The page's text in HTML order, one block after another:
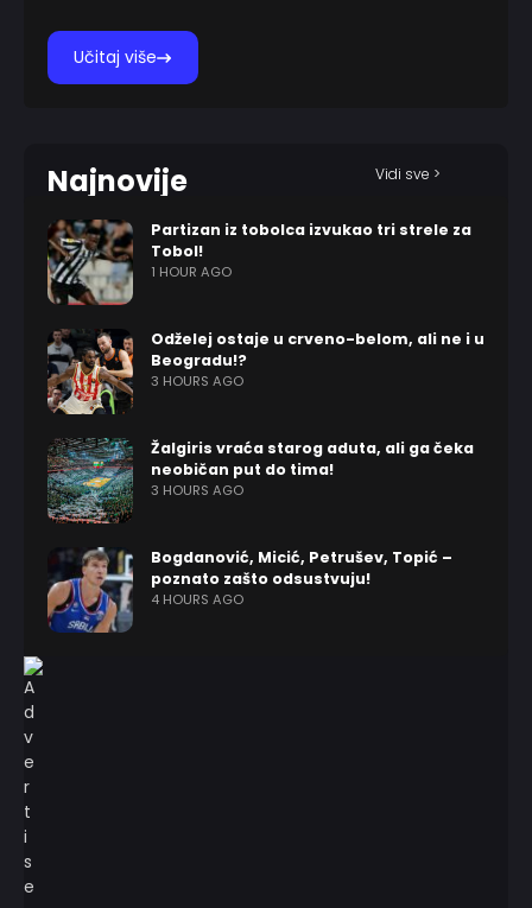
Učitaj više
Najnovije Vidi sve >
Partizan iz tobolca izvukao tri strele za
Tobol!
1 HOUR AGO
Odželej ostaje u crveno-belom, ali ne i u
Beogradu!?
3 HOURS AGO
Žalgiris vraća starog aduta, ali ga čeka
neobičan put do tima!
3 HOURS AGO
Bogdanović, Micić, Petrušev, Topić –
poznato zašto odsustvuju!
4 HOURS AGO